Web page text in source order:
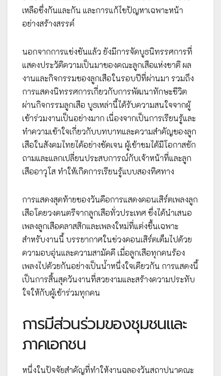
เหลือซึ่งกันและกัน และการแก้ไขปัญหาเฉพาะหน้า
อย่างสร้างสรรค์
นอกจากการแข่งขันแล้ว ยังมีการจัดบูธนิทรรศการที่
แสดงประวัติความเป็นมาของคณะลูกเสือแห่งชาติ ผล
งานและกิจกรรมของลูกเสือในรอบปีที่ผ่านมา รวมถึง
การแสดงนิทรรศการเกี่ยวกับการพัฒนาทักษะชีวิต
ผ่านกิจกรรมลูกเสือ บูธเหล่านี้ได้รับความสนใจจากผู้
เข้าร่วมงานเป็นอย่างมาก เนื่องจากเป็นการเรียนรู้และ
ทำความเข้าใจเกี่ยวกับบทบาทและความสำคัญของลูก
เสือในสังคมไทยได้อย่างชัดเจน ผู้เข้าชมได้มีโอกาสซัก
ถามและแลกเปลี่ยนประสบการณ์กับเจ้าหน้าที่และลูก
เสืออาวุโส ทำให้เกิดการเรียนรู้แบบสองทิศทาง
การแสดงสุดท้ายของวันคือการแสดงคอนเสิร์ตเพลงลูก
เสือโดยวงดนตรีจากลูกเสือทั่วประเทศ ซึ่งได้นำเสนอ
เพลงลูกเสือคลาสสิกและเพลงใหม่ที่แต่งขึ้นเฉพาะ
สำหรับงานนี้ บรรยากาศในช่วงคอนเสิร์ตเต็มไปด้วย
ความอบอุ่นและความสามัคคี เมื่อลูกเสือทุกคนร้อง
เพลงไปด้วยกันอย่างเป็นน้ำหนึ่งใจเดียวกัน การแสดงนี้
เป็นการสิ้นสุดวันงานที่สวยงามและสร้างความประทับ
ใจให้กับผู้เข้าร่วมทุกคน
การมีส่วนร่วมของชุมชนและ
ภาคเอกชน
หนึ่งในปัจจัยสำคัญที่ทำให้งานฉลองวันสถาปนาคณะ